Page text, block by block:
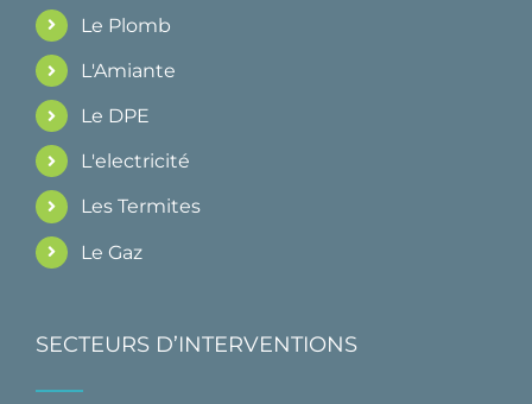
Le Plomb
L'Amiante
Le DPE
L'electricité
Les Termites
Le Gaz
SECTEURS D’INTERVENTIONS